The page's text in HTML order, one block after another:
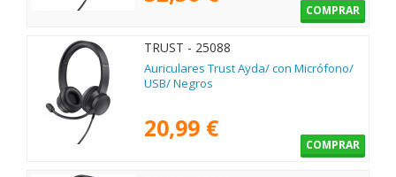
COMPRAR
TRUST - 25088
Auriculares Trust Ayda/ con Micrófono/
USB/ Negros
20,99 €
COMPRAR